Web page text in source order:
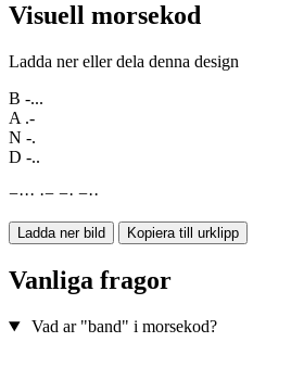
Visuell morsekod
Ladda ner eller dela denna design
B -...
A .-
N -.
D -..
−··· ·− −· −··
Ladda ner bild Kopiera till urklipp
Vanliga fragor
Vad ar "band" i morsekod?